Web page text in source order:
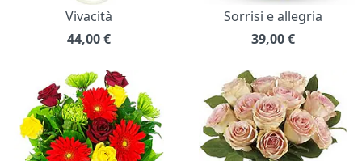
Vivacità
44,00€
Sorrisi e allegria
39,00€